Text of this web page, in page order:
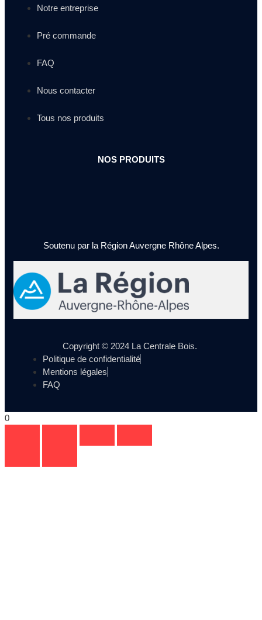
Notre entreprise
Pré commande
FAQ
Nous contacter
Tous nos produits
NOS PRODUITS
Soutenu par la Région Auvergne Rhône Alpes.
Copyright © 2024 La Centrale Bois.
Politique de confidentialité
Mentions légales
FAQ
0